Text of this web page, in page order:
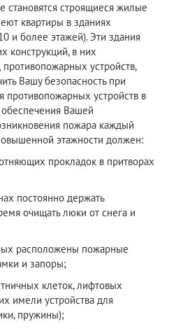
строящиеся жилые
квартиры в зданиях
и более этажей). Эти здания
конструкций, в них
устройств,
Вашу безопасность при
устройств в
обеспечения Вашей
пожара каждый
этажности должен:
прокладок в притворах
постоянно держать
очищать люки от снега и
расположены пожарные
и запоры;
клеток, лифтовых
имели устройства для
пружины);